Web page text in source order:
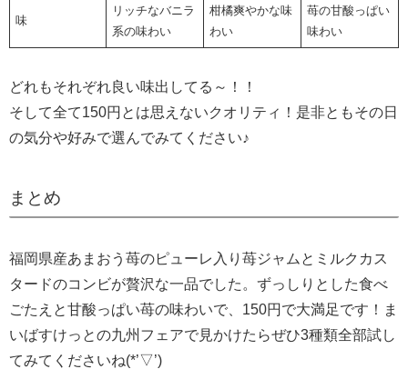
味
リッチなバニラ
系の味わい
柑橘爽やかな味
わい
苺の甘酸っぱい
味わい
どれもそれぞれ良い味出してる～！！
そして全て150円とは思えないクオリティ！是非ともその日
の気分や好みで選んでみてください♪
まとめ
福岡県産あまおう苺のピューレ入り苺ジャムとミルクカス
タードのコンビが贅沢な一品でした。ずっしりとした食べ
ごたえと甘酸っぱい苺の味わいで、150円で大満足です！ま
いばすけっとの九州フェアで見かけたらぜひ3種類全部試し
てみてくださいね(*’▽’)